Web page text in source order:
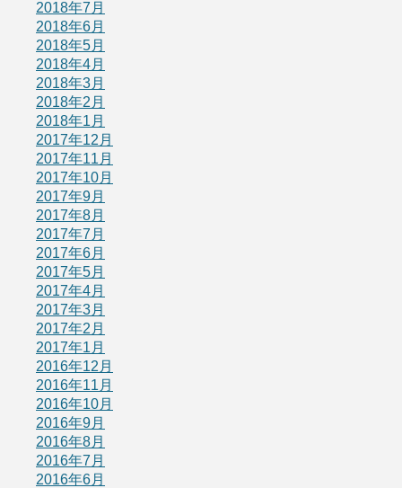
2018年7月
2018年6月
2018年5月
2018年4月
2018年3月
2018年2月
2018年1月
2017年12月
2017年11月
2017年10月
2017年9月
2017年8月
2017年7月
2017年6月
2017年5月
2017年4月
2017年3月
2017年2月
2017年1月
2016年12月
2016年11月
2016年10月
2016年9月
2016年8月
2016年7月
2016年6月